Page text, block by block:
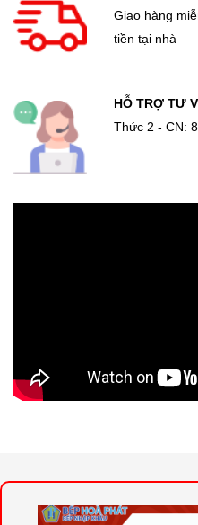
Giao hàng
tiền tại nhà
HỖ TRỢ TƯ
Thức 2 - CN: